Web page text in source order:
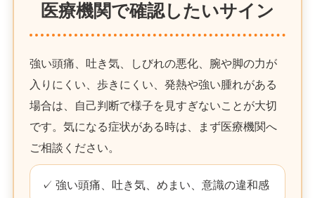
医療機関で確認したいサイン
強い頭痛、吐き気、しびれの悪化、腕や脚の力が
入りにくい、歩きにくい、発熱や強い腫れがある
場合は、自己判断で様子を見すぎないことが大切
です。気になる症状がある時は、まず医療機関へ
ご相談ください。
✓ 強い頭痛、吐き気、めまい、意識の違和感